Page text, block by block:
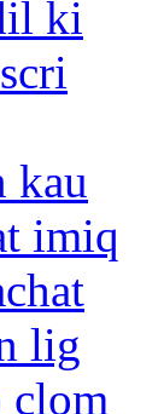
ki
kau
imiq
lig
clom